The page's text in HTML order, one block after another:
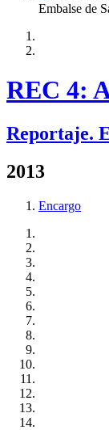
Embalse de
REC 4:
Reportaje.
2013
Encargo